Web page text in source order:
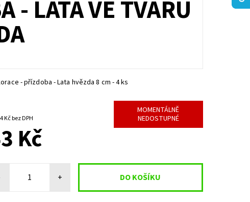
- LATA VE TVARU
- přízdoba - Lata hvězda 8 cm - 4 ks
35,54 Kč bez DPH
MOMENTÁLNĚ
NEDOSTUPNÉ
Kč
+